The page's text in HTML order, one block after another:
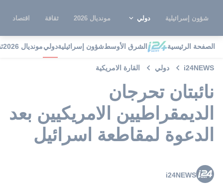
شؤون إسرائيلية دولي مونديال 2026 ثقافة اقتصاد
الصفحة الرئيسية الشرق الأوسطشؤون إسرائيليةدوليمونديال 2026
i24NEWS دولي القارة الامريكية
نائبتان تحرجان
الديمقراطيين الامريكيين بعد
الدعوة لمقاطعة اسرائيل
i24NEWS